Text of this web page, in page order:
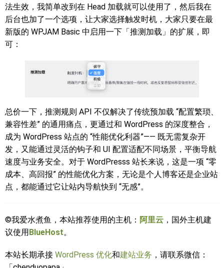
法生效，我简单改到在 Head 加载就可以使用了，然后我在
后台也加了一个选项，让大家选择触发时机，大家只要在最
新版的 WPJAM Basic 中启用一下「推测加载」的扩展，即
可：
总价一下，推测规则 API 不仅解决了传统预加载 “配置繁琐、
兼容性差” 的通用痛点，更通过和 WordPress 的深度整合，
成为 WordPress 站点的 “性能优化利器”—— 既无需复杂开
发，又能通过灵活的钩子和 UI 配置适配不同场景，平衡导航
速度与业务安全。对于 WordPresss 站长来说，这是一项 “零
成本、高回报” 的性能优化方案，无论是个人博客还是企业站
点，都能通过它让站内导航快到 “无感”。
©我爱水煮鱼，本站推荐使用的主机： 阿里云 ，国外主机建
议使用 BlueHost。
本站长期承接 WordPress 优化和建站业务 ，请联系微信：